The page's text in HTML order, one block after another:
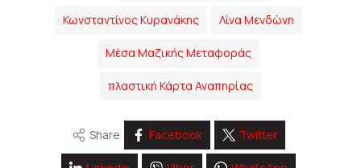
Κωνσταντίνος Κυρανάκης Λίνα Μενδώνη
Μέσα Μαζικής Μεταφοράς
πλαστική Κάρτα Αναπηρίας
Share Facebook Twitter